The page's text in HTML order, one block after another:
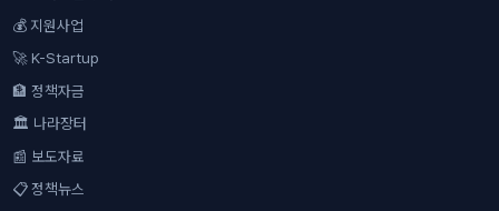
💰 지원사업
🚀 K-Startup
🏦 정책자금
🏛 나라장터
📰 보도자료
📋 정책뉴스